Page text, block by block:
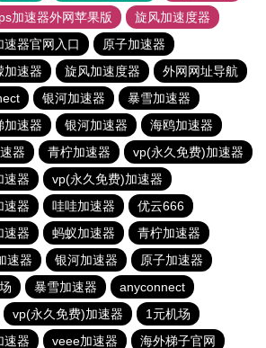
加速器外网苹果版
旋风加速度器
速器官网入口
原子加速器
加速器 旋风加速度器
外网网址导航
银河加速器
暴雪加速器
加速器 银河加速器
海鸥加速器
器 青柠加速器
vp(永久免费)加速器
速器
vp(永久免费)加速器
速器 哇哇加速器
优云666
速器 蚂蚁加速器
青柠加速器
速器 银河加速器
原子加速器
暴雪加速器
anyconnect
vp(永久免费)加速器
1元机场
速器 veee加速器 海外梯子官网